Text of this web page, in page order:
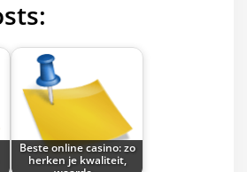
Beste online casino: zo
herken je kwaliteit,